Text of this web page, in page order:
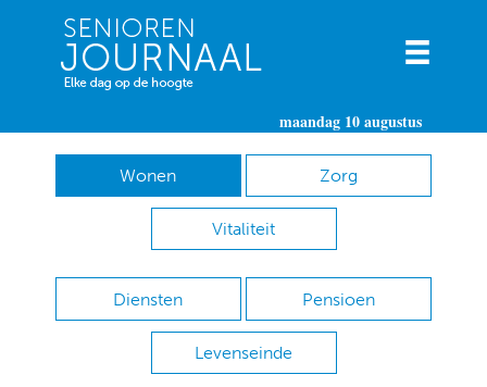
maandag 10 augustus
Wonen Zorg
Vitaliteit
Diensten Pensioen
Levenseinde